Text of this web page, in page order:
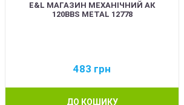
E&L МАГАЗИН МЕХАНІЧНИЙ АК
120BBS METAL 12778
483 грн
ДО КОШИКУ